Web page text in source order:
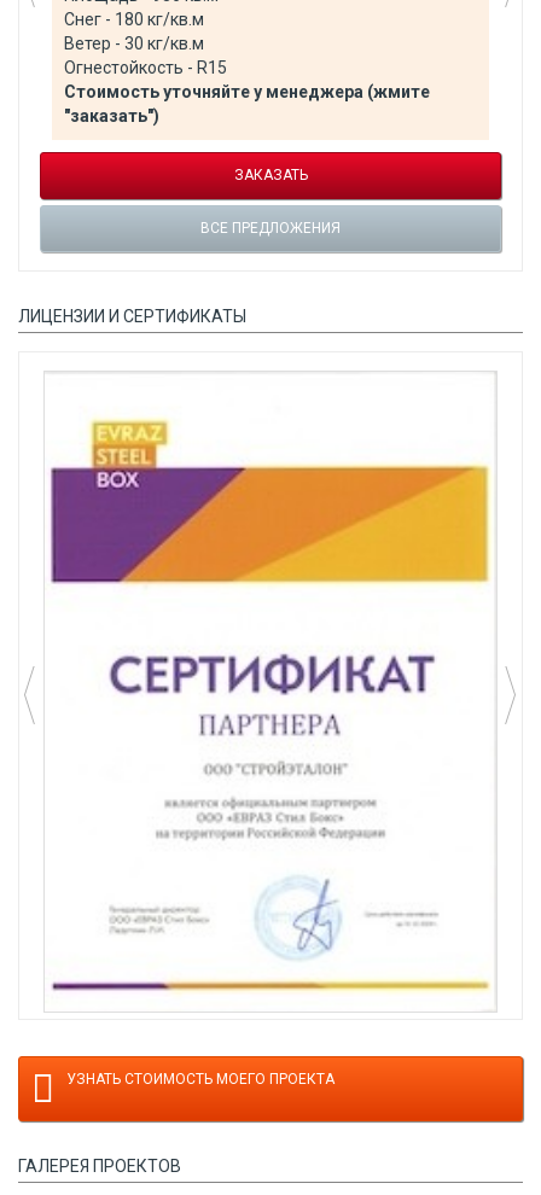
Снег - 180 кг/кв.м
Ветер - 30 кг/кв.м
Огнестойкость - R15
Стоимость уточняйте у менеджера (жмите
"заказать")
ЗАКАЗАТЬ
ВСЕ ПРЕДЛОЖЕНИЯ
ЛИЦЕНЗИИ И СЕРТИФИКАТЫ
УЗНАТЬ СТОИМОСТЬ МОЕГО ПРОЕКТА
ГАЛЕРЕЯ ПРОЕКТОВ